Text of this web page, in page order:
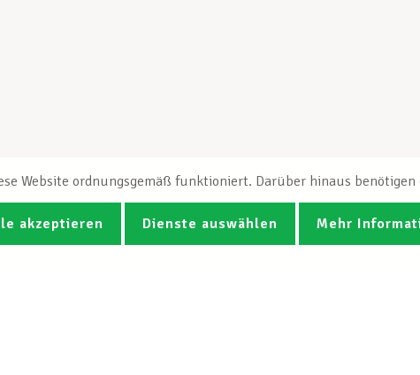
Website ordnungsgemäß funktioniert. Darüber hinaus
akzeptieren Dienste auswählen Mehr